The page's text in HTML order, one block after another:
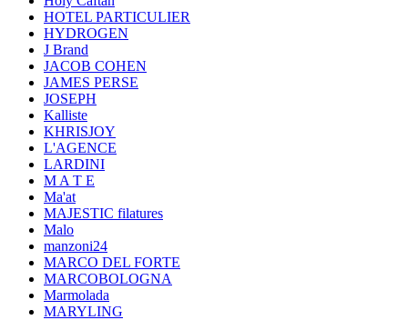
HOTEL PARTICULIER
HYDROGEN
J Brand
JACOB COHEN
JAMES PERSE
JOSEPH
Kalliste
KHRISJOY
L'AGENCE
LARDINI
M A T E
Ma'at
MAJESTIC filatures
Malo
manzoni24
MARCO DEL FORTE
MARCOBOLOGNA
Marmolada
MARYLING